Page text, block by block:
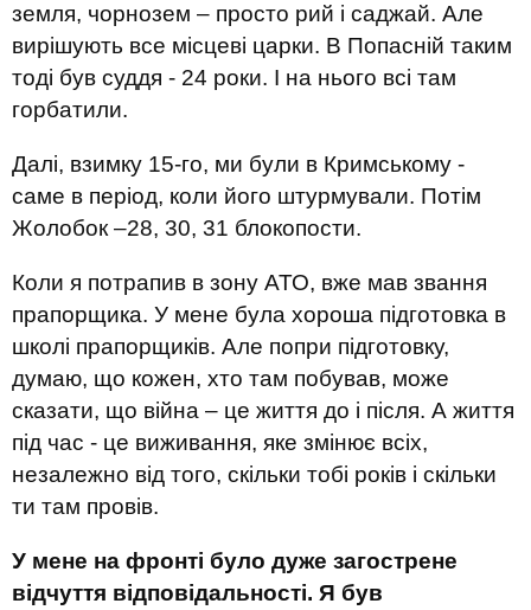
земля, чорнозем – просто рий і саджай. Але
вирішують все місцеві царки. В Попасній таким
тоді був суддя - 24 роки. І на нього всі там
горбатили.
Далі, взимку 15-го, ми були в Кримському -
саме в період, коли його штурмували. Потім
Жолобок –28, 30, 31 блокопости.
Коли я потрапив в зону АТО, вже мав звання
прапорщика. У мене була хороша підготовка в
школі прапорщиків. Але попри підготовку,
думаю, що кожен, хто там побував, може
сказати, що війна – це життя до і після. А життя
під час - це виживання, яке змінює всіх,
незалежно від того, скільки тобі років і скільки
ти там провів.
У мене на фронті було дуже загострене
відчуття відповідальності. Я був